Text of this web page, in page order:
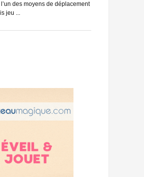
des moyens de déplacement
jeu ...